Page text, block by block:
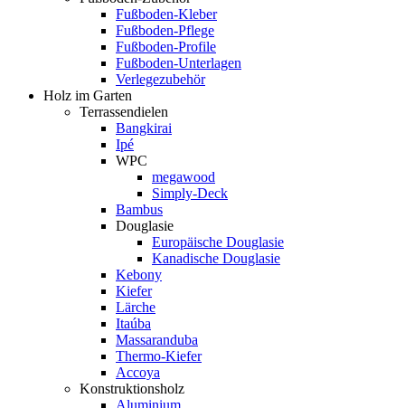
Fußboden-Kleber
Fußboden-Pflege
Fußboden-Profile
Fußboden-Unterlagen
Verlegezubehör
Holz im Garten
Terrassendielen
Bangkirai
Ipé
WPC
megawood
Simply-Deck
Bambus
Douglasie
Europäische Douglasie
Kanadische Douglasie
Kebony
Kiefer
Lärche
Itaúba
Massaranduba
Thermo-Kiefer
Accoya
Konstruktionsholz
Aluminium